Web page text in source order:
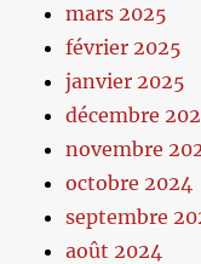
mars 2025
février 2025
janvier 2025
décembre
novembre
octobre 2024
septembre
août 2024